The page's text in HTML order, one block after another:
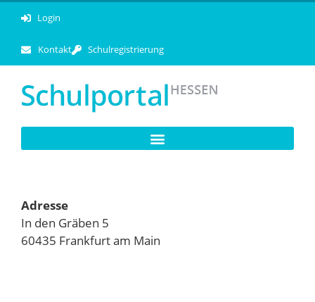
Login
Kontakt Schulregistrierung
Adresse
In den Gräben 5
60435 Frankfurt am Main